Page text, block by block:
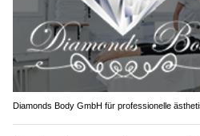
Diamonds Body GmbH für professionelle